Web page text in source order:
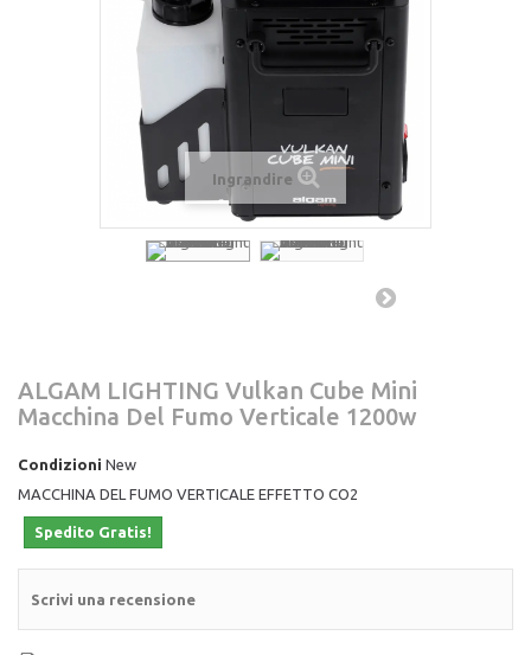
Ingrandire
ALGAM LIGHTING Vulkan Cube Mini
Macchina Del Fumo Verticale 1200w
Condizioni New
MACCHINA DEL FUMO VERTICALE EFFETTO CO2
Spedito Gratis!
Scrivi una recensione